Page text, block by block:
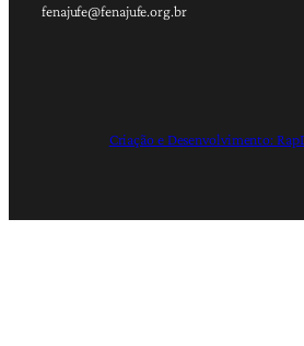
fenajufe@fenajufe.org.br
Criação e Desenvolvimento: